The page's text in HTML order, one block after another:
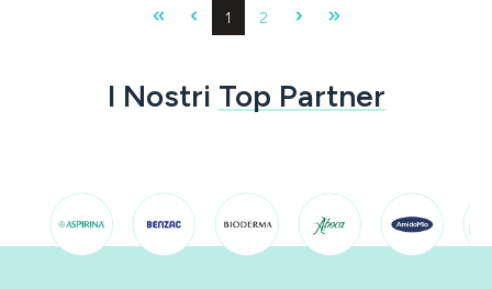
Pagina
1 Pagina
2
I Nostri Top Partner